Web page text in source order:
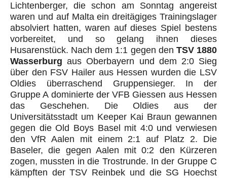
Lichtenberger, die schon am Sonntag angereist
waren und auf Malta ein dreitägiges Trainingslager
absolviert hatten, waren auf dieses Spiel bestens
vorbereitet, und so gelang ihnen dieses
Husarenstück. Nach dem 1:1 gegen den TSV 1880
Wasserburg aus Oberbayern und dem 2:0 Sieg
über den FSV Hailer aus Hessen wurden die LSV
Oldies überraschend Gruppensieger. In der
Gruppe A dominierte der VFB Giessen aus Hessen
das Geschehen. Die Oldies aus der
Universitätsstadt um Keeper Kai Braun gewannen
gegen die Old Boys Basel mit 4:0 und verwiesen
den VfR Aalen mit einem 2:1 auf Platz 2. Die
Baseler, die gegen Aalen mit 0:2 den Kürzeren
zogen, mussten in die Trostrunde. In der Gruppe C
kämpften der TSV Reinbek und die SG Hoechst